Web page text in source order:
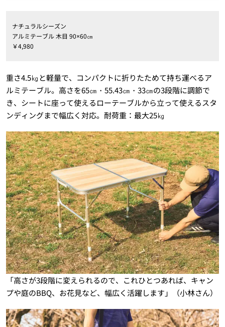
ナチュラルシーズン
アルミテーブル 木目 90×60㎝
￥4,980
重さ4.5㎏と軽量で、コンパクトに折りたためて持ち運べるア
ルミテーブル。高さを65㎝・55.43㎝・33㎝の3段階に調節で
き、シートに座って使えるローテーブルから立って使えるスタ
ンディングまで幅広く対応。耐荷重：最大25㎏
「高さが3段階に変えられるので、これひとつあれば、キャン
プや庭のBBQ、お花見など、幅広く活躍します」（小林さん）